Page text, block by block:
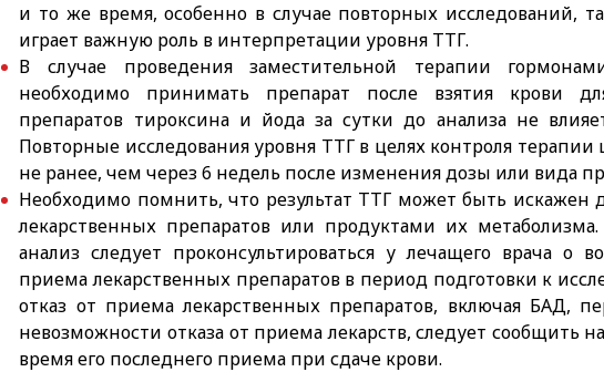
и то же время, особенно в случае повторных исследований,
играет важную роль в интерпретации уровня ТТГ.
В случае проведения заместительной терапии
необходимо принимать препарат после взятия крови
препаратов тироксина и йода за сутки до анализа не
Повторные исследования уровня ТТГ в целях контроля терапии
не ранее, чем через 6 недель после изменения дозы или вида
Необходимо помнить, что результат ТТГ может быть
лекарственных препаратов или продуктами их
анализ следует проконсультироваться у лечащего врача о
приема лекарственных препаратов в период подготовки к
отказ от приема лекарственных препаратов, включая БАД,
невозможности отказа от приема лекарств, следует сообщить
время его последнего приема при сдаче крови.